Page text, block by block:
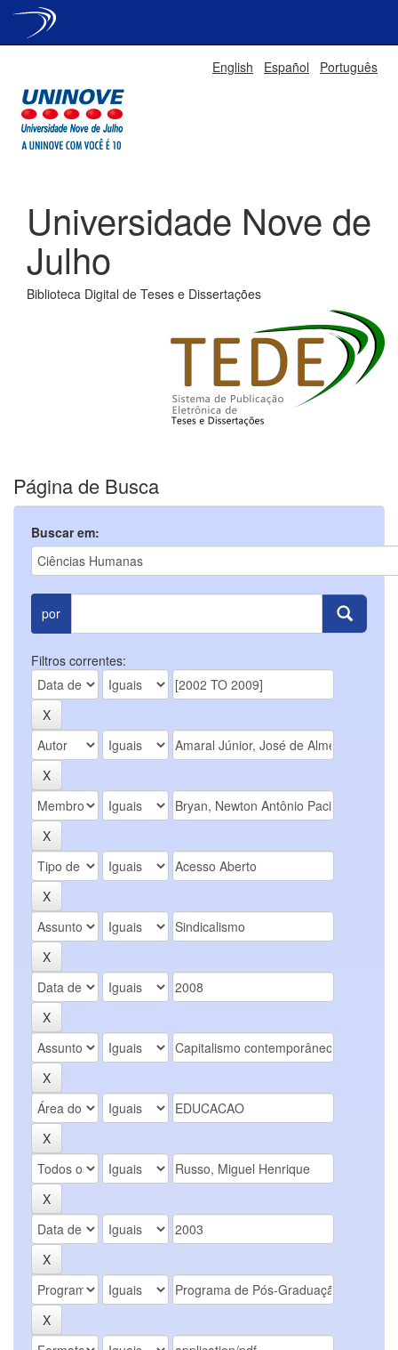
English Español Português
Universidade Nove de
Julho
Biblioteca Digital de Teses e Dissertações
Página de Busca
Buscar em:
por
Filtros correntes: